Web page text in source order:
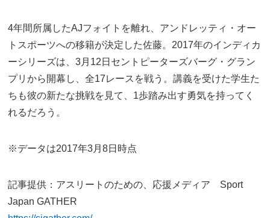
4年間所属したAJフォイトを離れ、アンドレッティ・オー
トスポーツへの移籍が決定した佐藤。2017年のインディカ
ーシリーズは、3月12日セントピーターズバーグ・グラン
プリから開幕し、全17レースを戦う。講義を受けた学生た
ちも彼の新たな挑戦を見て、1歩踏み出す勇気を持ってく
れるだろう。
※データは2017年3月8日時点
記事提供：アスリートのための、応援メディア Sport
Japan GATHER